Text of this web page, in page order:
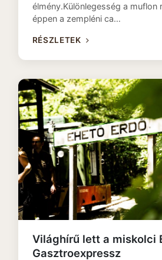
élmény.Különlegesség a muflon
éppen a zempléni ca…
RÉSZLETEK
Világhírű lett a miskolci
Gasztroexpressz